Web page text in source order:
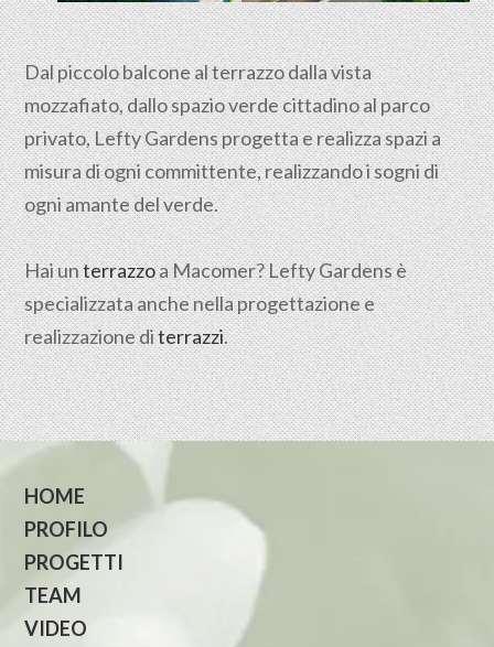
Dal piccolo balcone al terrazzo dalla vista
mozzafiato, dallo spazio verde cittadino al parco
privato, Lefty Gardens progetta e realizza spazi a
misura di ogni committente, realizzando i sogni di
ogni amante del verde.
Hai unterrazzoa Macomer? Lefty Gardens è
specializzata anche nella progettazione e
realizzazione diterrazzi.
HOME
PROFILO
PROGETTI
TEAM
VIDEO